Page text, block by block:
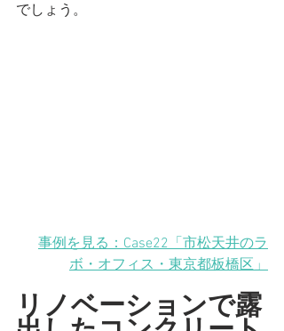
でしょう。
事例を見る：Case22「市松天井のラ
ボ・オフィス ・東京都板橋区 」
リノベーションで露